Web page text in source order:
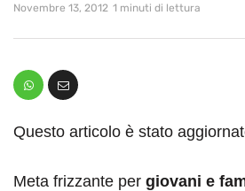
Novembre 13, 2012 1 minuti di lettura
Questo articolo è stato
Meta frizzante per giovani e